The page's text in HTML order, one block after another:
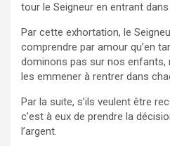
tour le Seigneur en entrant dans
Par cette exhortation, le
comprendre par amour qu’en
dominons pas sur nos enfants,
les emmener à rentrer dans
Par la suite, s’ils veulent être
c’est à eux de prendre la
l’argent.